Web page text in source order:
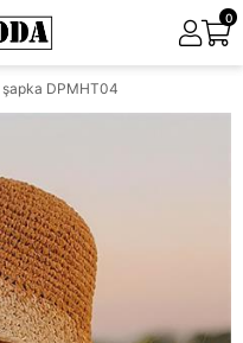
0
şapka DPMHT04